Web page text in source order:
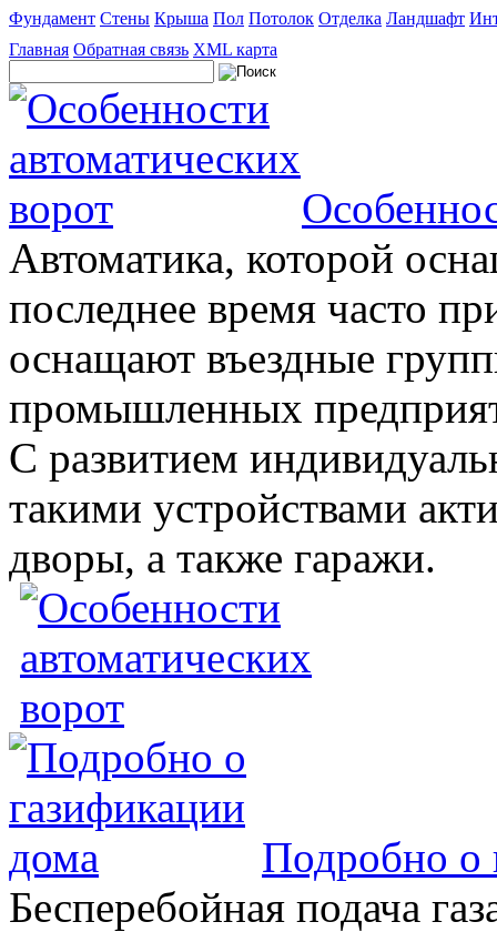
Фундамент Стены Крыша Пол Потолок Отделка Ландшафт
Главная Обратная связь XML карта
Автоматика, которой
последнее время часто
оснащают въездные
промышленных
С развитием
такими устройствами
дворы, а также гаражи.
Подробно о
Бесперебойная подача